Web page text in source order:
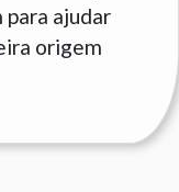
ajudar
origem